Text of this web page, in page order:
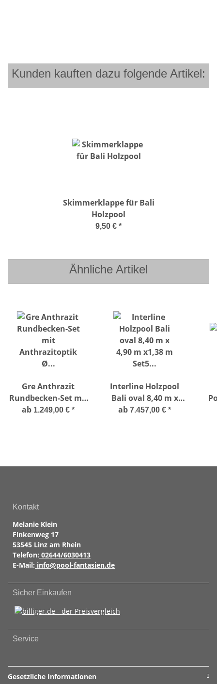
Kunden kauften dazu folgende Artikel:
Skimmerklappe für Bali
Holzpool
9,50 € *
Ähnliche Artikel
Gre Anthrazit
Rundbecken-Set mit
Anthrazitoptik Ø 350
ab 1.249,00 € *
Interline Holzpool
Bali oval 8,40 m x
4,90 m x1,38 m Set5
ab 7.457,00 € *
Kontakt
Melanie Klein
Finkenweg 17
53545 Linz am Rhein
Telefon: 02644/6030413
E-Mail: info@pool-fantasien.de
Sicher Einkaufen
Service
Gesetzliche Informationen